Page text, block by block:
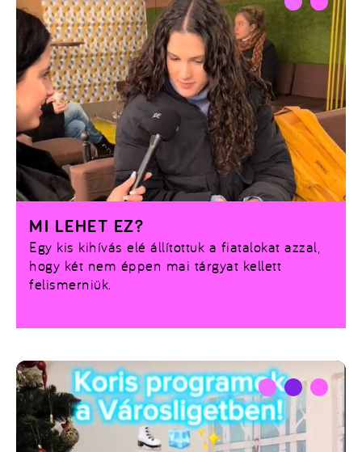
Egy kis kihívás elé állítottuk a fiatalokat azzal,
hogy két nem éppen mai tárgyat kellett
felismerniük.
MI LEHET EZ?